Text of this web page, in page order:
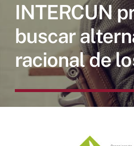
INTERCUN
buscar
racional de